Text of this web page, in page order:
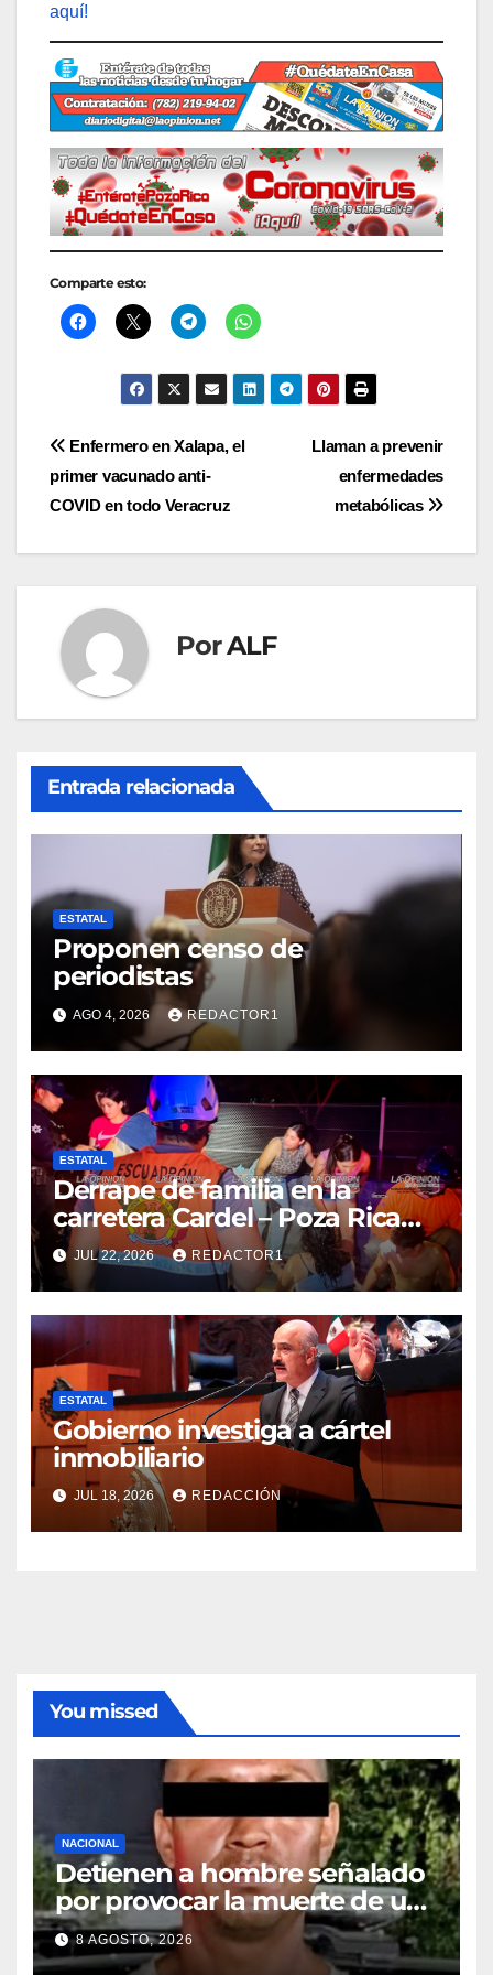
aquí!
Comparte esto:
Navegación
de
entradas
Llaman a prevenir
enfermedades
metabólicas
Enfermero en Xalapa, el
primer vacunado anti-
COVID en todo Veracruz
PorALF
Entrada relacionada
ESTATAL
Proponen censo de
periodistas
AGO 4, 2026 REDACTOR1
ESTATAL
Derrape de familia en la
carretera Cardel – Poza Rica
reaviva críticas por tardanza
de ambulancia municipal
JUL 22, 2026 REDACTOR1
ESTATAL
Gobierno investiga a cártel
inmobiliario
JUL 18, 2026 REDACCIÓN
You missed
NACIONAL
Detienen a hombre señalado
por provocar la muerte de un
adulto mayor
8 AGOSTO, 2026